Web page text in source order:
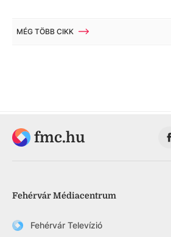
MÉG TÖBB CIKK
fmc.hu
Fehérvár Médiacentrum
Fehérvár Televízió